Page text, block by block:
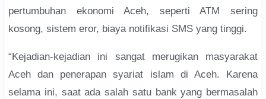
pertumbuhan ekonomi Aceh, seperti ATM sering
kosong, sistem eror, biaya notifikasi SMS yang tinggi.
“Kejadian-kejadian ini sangat merugikan masyarakat
Aceh dan penerapan syariat islam di Aceh. Karena
selama ini, saat ada salah satu bank yang bermasalah